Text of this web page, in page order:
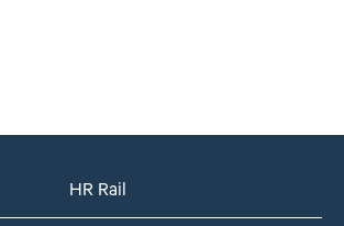
HR Rail